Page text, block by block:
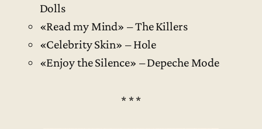
Dolls
«Read my Mind» – The Killers
«Celebrity Skin» – Hole
«Enjoy the Silence» – Depeche Mode
* * *